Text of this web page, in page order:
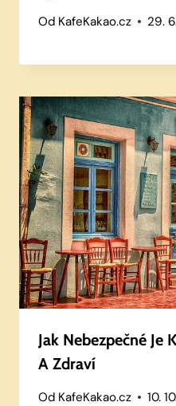
Od KafeKakao.cz 29.
Jak Nebezpečné Je
A Zdraví
Od KafeKakao.cz 10.